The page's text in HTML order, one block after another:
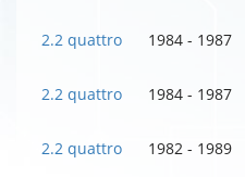
2.2 quattro 1984 - 1987
2.2 quattro 1984 - 1987
2.2 quattro 1982 - 1989